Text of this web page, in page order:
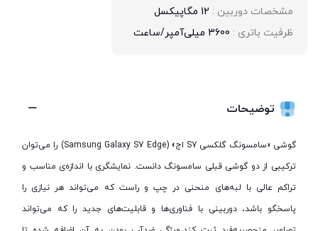
مشخصات دوربین : 12 مگاپیکسل
ظرفیت باتری : 3600 میلی‌آمپر/ساعت
توضیحات
گوشی «سامسونگ گلکسی S7 اج» (Samsung Galaxy S7 Edge) را می‌توان
ترکیبی از دو گوشی قبلی سامسونگ دانست. نمایشگری با اندازه‌ی مناسب و
تراکم عالی با لبه‌های منحنی در چپ و راست که می‌تواند هر نیازی را
پاسخگو باشد، دوربینی با فناوری‌ها و قابلیت‌های جدید را که می‌تواند